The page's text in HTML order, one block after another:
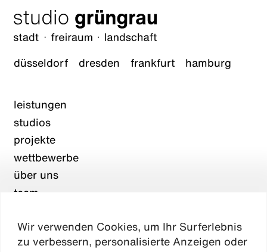
Wir verwenden Cookies, um Ihr Surferlebnis
zu verbessern, personalisierte Anzeigen oder
düsseldorf dresden frankfurt hamburg
leistungen
studios
projekte
wettbewerbe
über uns
team
aktuelles
kontakt